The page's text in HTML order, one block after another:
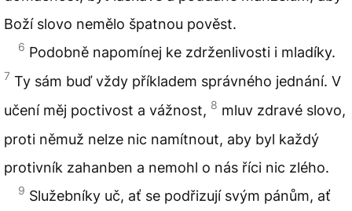
Boží slovo nemělo špatnou pověst.
6 Podobně napomínej ke zdrženlivosti i mladíky.
7 Ty sám buď vždy příkladem správného jednání. V
učení měj poctivost a vážnost, 8 mluv zdravé slovo,
proti němuž nelze nic namítnout, aby byl každý
protivník zahanben a nemohl o nás říci nic zlého.
9 Služebníky uč, ať se podřizují svým pánům, ať